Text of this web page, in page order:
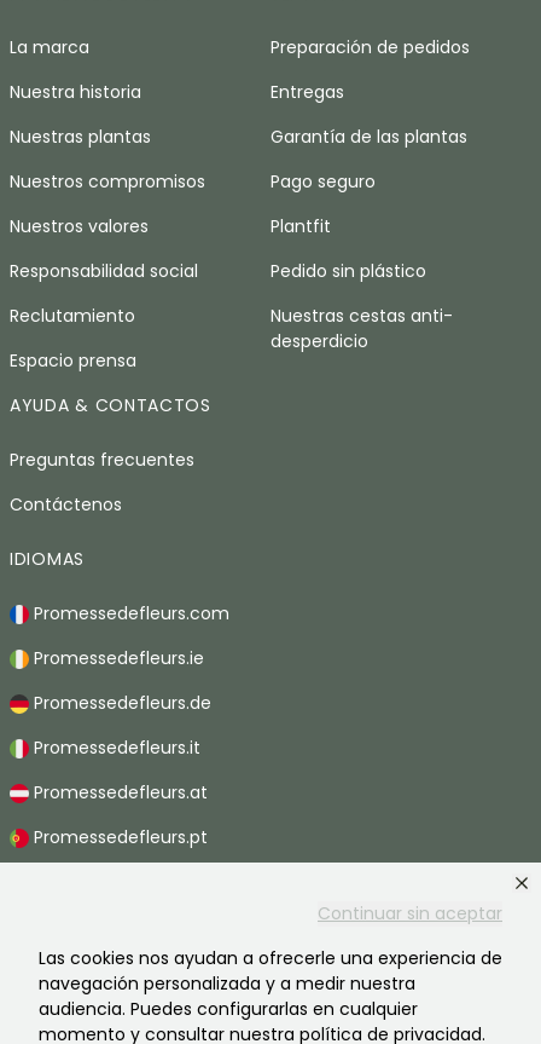
Continuar sin aceptar
Las cookies nos ayudan a ofrecerle una experiencia de
navegación personalizada y a medir nuestra
audiencia. Puedes configurarlas en cualquier
momento y consultar nuestra política de privacidad.
La marca
Nuestra historia
Nuestras plantas
Nuestros compromisos
Nuestros valores
Responsabilidad social
Reclutamiento
Espacio prensa
Preparación de pedidos
Entregas
Garantía de las plantas
Pago seguro
Plantfit
Pedido sin plástico
Nuestras cestas anti-
desperdicio
AYUDA & CONTACTOS
Preguntas frecuentes
Contáctenos
IDIOMAS
Promessedefleurs.com
Promessedefleurs.ie
Promessedefleurs.de
Promessedefleurs.it
Promessedefleurs.at
Promessedefleurs.pt
Promessedefleurs.ch